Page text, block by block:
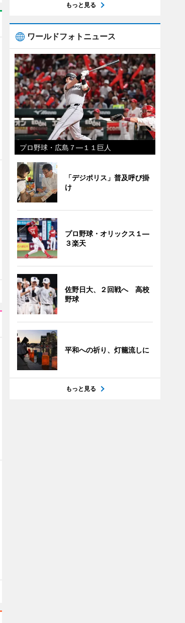
もっと見る
ワールドフォトニュース
プロ野球・広島７―１１巨人
「デジポリス」普及呼び掛
け
プロ野球・オリックス１―
３楽天
佐野日大、２回戦へ 高校
野球
平和への祈り、灯籠流しに
もっと見る